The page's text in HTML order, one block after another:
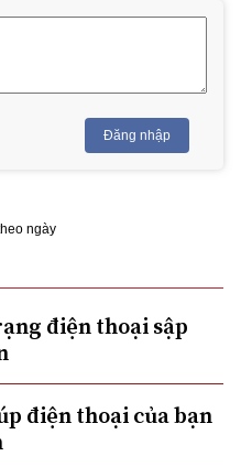
Đăng nhập
ngày
điện thoại sập
điện thoại của bạn